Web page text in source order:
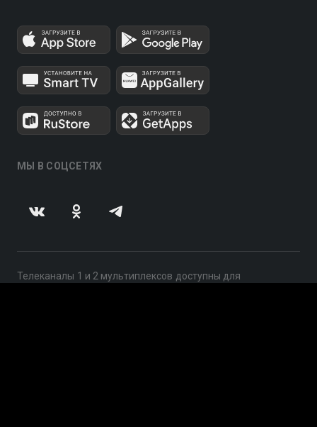
МЫ В СОЦСЕТЯХ
Телеканалы 1 и 2 мультиплексов доступны для